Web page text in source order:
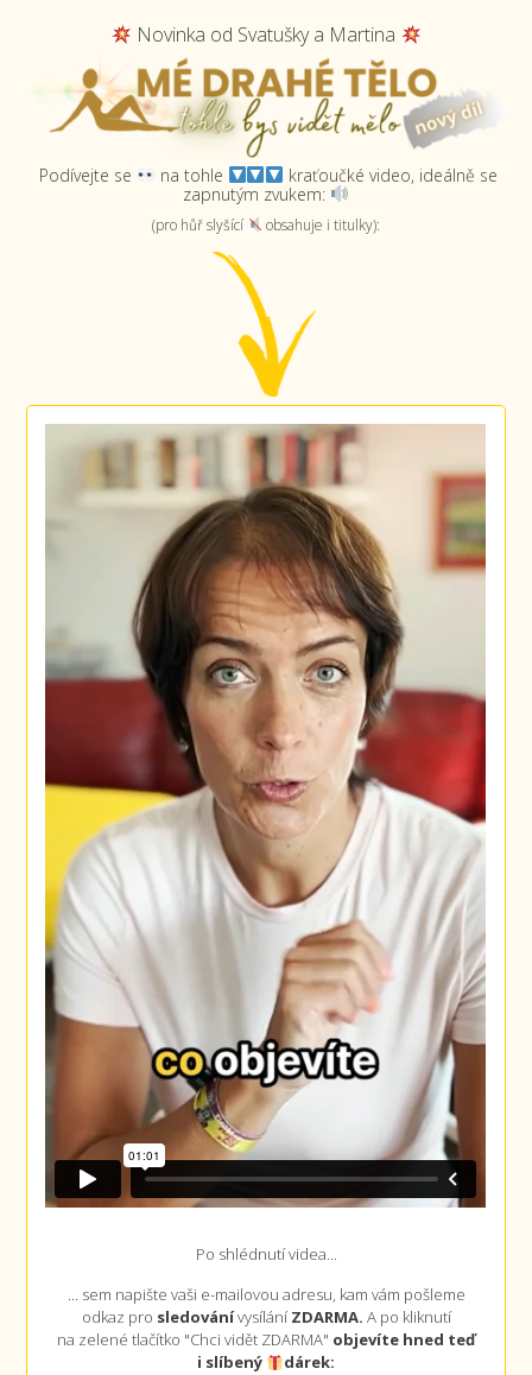
Novinka od Svatušky a Martina
Podívejte se na tohle
kraťoučké video, ideálně se
zapnutým zvukem:
(pro hůř slyšící obsahuje i titulky):
Po shlédnutí videa...
... sem napište vaši e-mailovou adresu, kam vám pošleme
odkaz pro sledovánívysíláníZDARMA. A po kliknutí
na zelené tlačítko "Chci vidět ZDARMA" objevíte hned teď
i slíbený
dárek: